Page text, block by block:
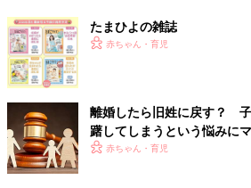
たまひよの雑誌
赤ちゃん・育児
離婚したら旧姓に戻す？
躇してしまうという悩みに
赤ちゃん・育児